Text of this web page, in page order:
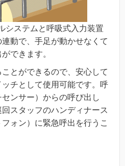
システムと呼吸式入力装置
連動で、手足が動かせなくて
できます。
とができるので、安心して
チとして使用可能です。呼
ンサー）からの呼び出し
スタッフのハンディナース
フォン）に緊急呼出を行うこ